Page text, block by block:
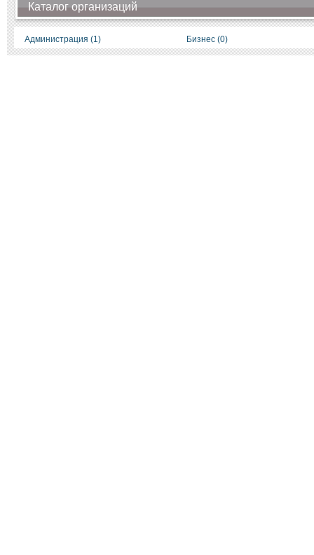
Каталог организаций
Администрация (1) Бизнес (0)